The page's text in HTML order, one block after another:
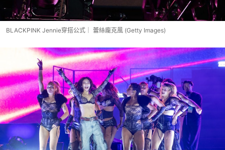
BLACKPINK Jennie穿搭公式｜ 蕾絲龐克風 (Getty Images)